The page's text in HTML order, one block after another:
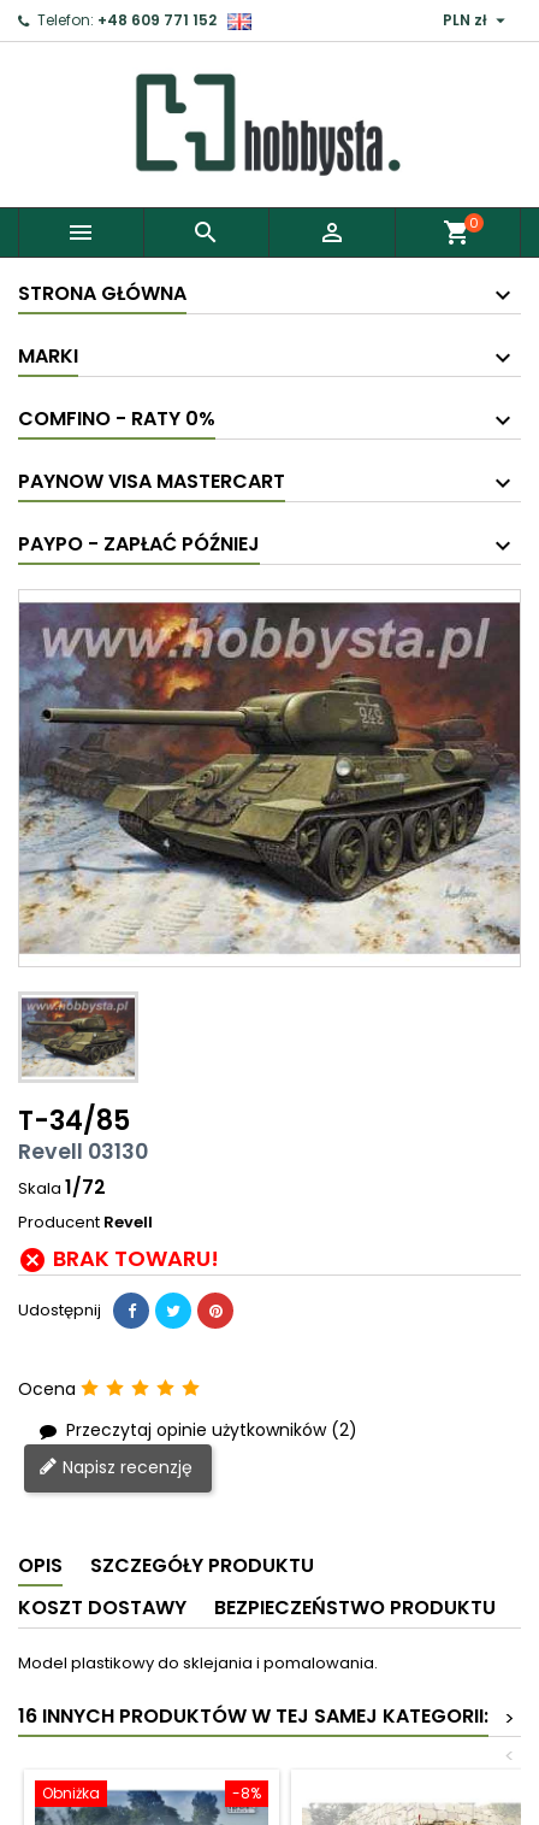
Telefon: +48 609 771 152 PLN zł 
   shopping_cart0
STRONA GŁÓWNA
MARKI
COMFINO - RATY 0%
PAYNOW VISA MASTERCART
PAYPO - ZAPŁAĆ PÓŹNIEJ
T-34/85
Revell 03130
Skala 1/72
Producent Revell
 BRAK TOWARU!
Udostępnij
Ocena
Przeczytaj opinie użytkowników (2)
Napisz recenzję
OPIS
SZCZEGÓŁY PRODUKTU
KOSZT DOSTAWY
BEZPIECZEŃSTWO PRODUKTU
Model plastikowy do sklejania i pomalowania.
16 INNYCH PRODUKTÓW W TEJ SAMEJ KATEGORII:
>
<
-8%
Obniżka